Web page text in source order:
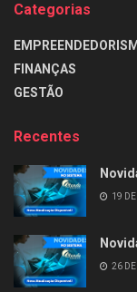
Categorias
FINANÇAS
GESTÃO
Recentes
19
26